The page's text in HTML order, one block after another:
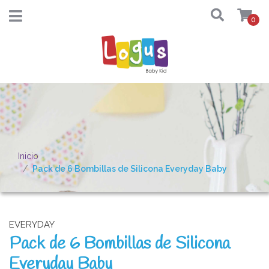
0
Inicio
Pack de 6 Bombillas de Silicona Everyday Baby
EVERYDAY
Pack de 6 Bombillas de Silicona